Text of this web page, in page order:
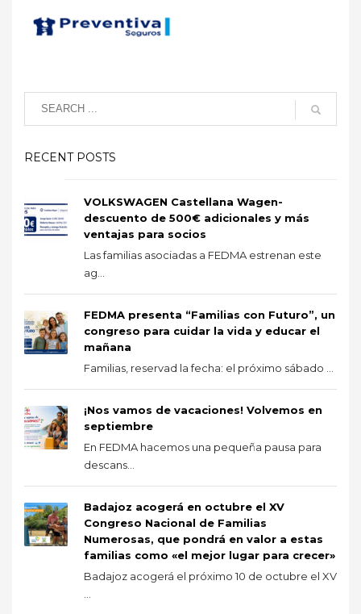
RECENT POSTS
VOLKSWAGEN Castellana Wagen-
descuento de 500€ adicionales y más
ventajas para socios
Las familias asociadas a FEDMA estrenan este
ag...
FEDMA presenta “Familias con Futuro”, un
congreso para cuidar la vida y educar el
mañana
Familias, reservad la fecha: el próximo sábado ...
¡Nos vamos de vacaciones! Volvemos en
septiembre
En FEDMA hacemos una pequeña pausa para
descans...
Badajoz acogerá en octubre el XV
Congreso Nacional de Familias
Numerosas, que pondrá en valor a estas
familias como «el mejor lugar para crecer»
Badajoz acogerá el próximo 10 de octubre el XV